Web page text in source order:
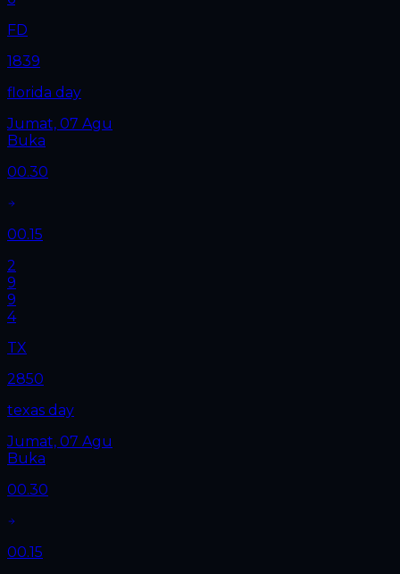
FD
1839
florida day
Jumat, 07 Agu
Buka
00.30
00.15
2
9
9
4
TX
2850
texas day
Jumat, 07 Agu
Buka
00.30
00.15